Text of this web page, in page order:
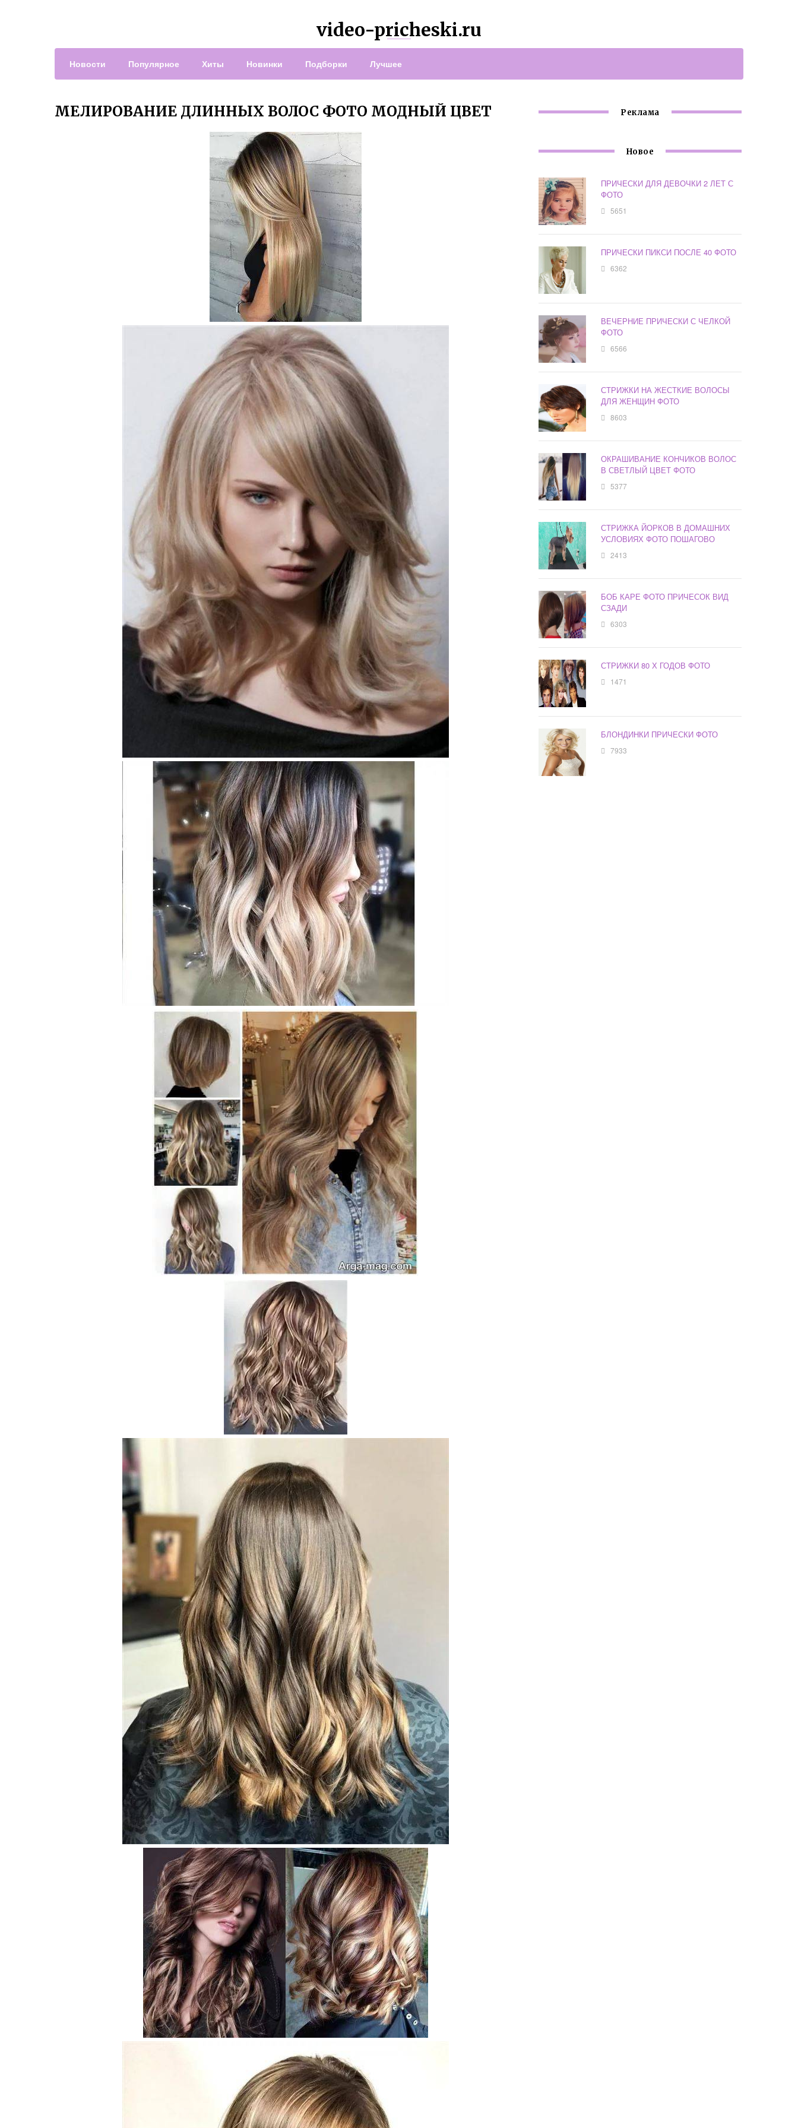
video-pricheski.ru
Новости Популярное Хиты Новинки Подборки Лучшее
МЕЛИРОВАНИЕ ДЛИННЫХ ВОЛОС ФОТО МОДНЫЙ ЦВЕТ Реклама
Новое
ПРИЧЕСКИ ДЛЯ ДЕВОЧКИ 2 ЛЕТ С
ФОТО
5651
ПРИЧЕСКИ ПИКСИ ПОСЛЕ 40 ФОТО
6362
ВЕЧЕРНИЕ ПРИЧЕСКИ С ЧЕЛКОЙ
ФОТО
6566
СТРИЖКИ НА ЖЕСТКИЕ ВОЛОСЫ
ДЛЯ ЖЕНЩИН ФОТО
8603
ОКРАШИВАНИЕ КОНЧИКОВ ВОЛОС
В СВЕТЛЫЙ ЦВЕТ ФОТО
5377
СТРИЖКА ЙОРКОВ В ДОМАШНИХ
УСЛОВИЯХ ФОТО ПОШАГОВО
2413
БОБ КАРЕ ФОТО ПРИЧЕСОК ВИД
СЗАДИ
6303
СТРИЖКИ 80 Х ГОДОВ ФОТО
1471
БЛОНДИНКИ ПРИЧЕСКИ ФОТО
7933